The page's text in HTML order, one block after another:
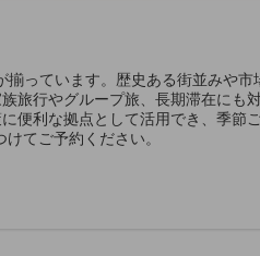
っています。歴史ある街並みや
旅行やグループ旅、長期滞在にも
便利な拠点として活用でき、季節
てご予約ください。